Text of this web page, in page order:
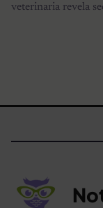
veterinaria revela